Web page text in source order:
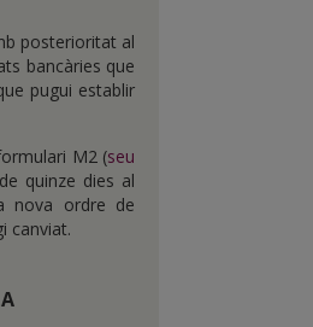
posterioritat al
bancàries que
pugui establir
M2 (seu
quinze dies al
nova ordre de
canviat.